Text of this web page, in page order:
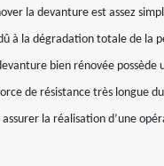
la devanture est assez
à la dégradation totale de la
bien rénovée possède
de résistance très longue
la réalisation d’une